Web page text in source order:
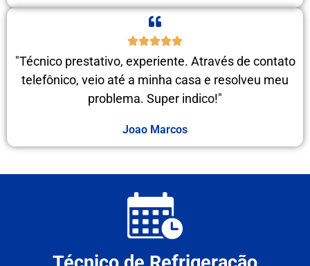
"Técnico prestativo, experiente. Através de contato
telefônico, veio até a minha casa e resolveu meu
problema. Super indico!"
Joao Marcos